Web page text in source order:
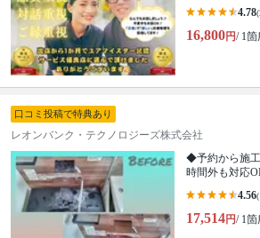
4.78
16,800円/ 1箇
口コミ投稿で特典あり
レオンバンク・テクノロジーズ株式会社
◆予約から施
時間外も対応
4.56
17,514円/ 1箇